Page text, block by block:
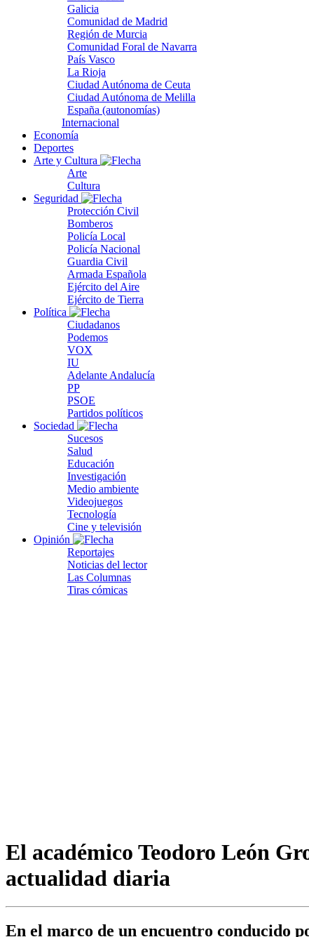
Galicia
Comunidad de Madrid
Región de Murcia
Comunidad Foral de Navarra
País Vasco
La Rioja
Ciudad Autónoma de Ceuta
Ciudad Autónoma de Melilla
España (autonomías)
Internacional
Economía
Deportes
Arte y Cultura
Arte
Cultura
Seguridad
Protección Civil
Bomberos
Policía Local
Policía Nacional
Guardia Civil
Armada Española
Ejército del Aire
Ejército de Tierra
Política
Ciudadanos
Podemos
VOX
IU
Adelante Andalucía
PP
PSOE
Partidos políticos
Sociedad
Sucesos
Salud
Educación
Investigación
Medio ambiente
Videojuegos
Tecnología
Cine y televisión
Opinión
Reportajes
Noticias del lector
Las Columnas
Tiras cómicas
El académico Teodoro León
actualidad diaria
En el marco de un encuentro conducido